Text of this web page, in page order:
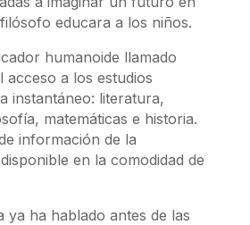
educara a los niños.
humanoide llamado
acceso a los estudios
instantáneo: literatura,
matemáticas e historia.
información de la
en la comodidad de
ya ha hablado antes de las